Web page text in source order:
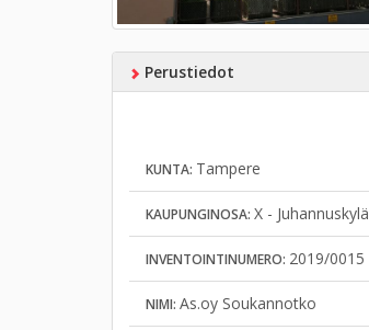
Perustiedot
KUNTA: Tampere
KAUPUNGINOSA: X - Juhannuskylä
INVENTOINTINUMERO: 2019/0015
NIMI: As.oy Soukannotko